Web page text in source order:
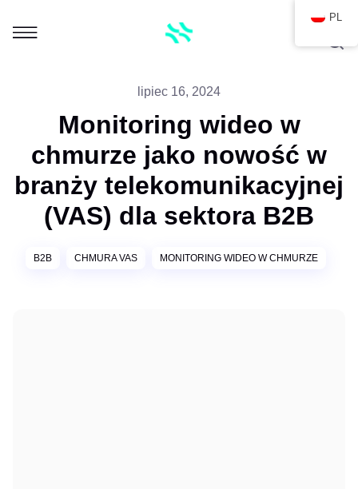
lipiec 16, 2024
Monitoring wideo w
chmurze jako nowość w
branży telekomunikacyjnej
(VAS) dla sektora B2B
B2B CHMURA VAS MONITORING WIDEO W CHMURZE
PL